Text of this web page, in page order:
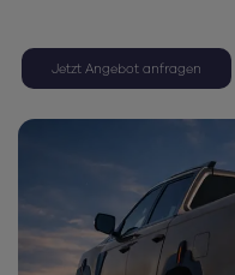
Jetzt Angebot anfragen